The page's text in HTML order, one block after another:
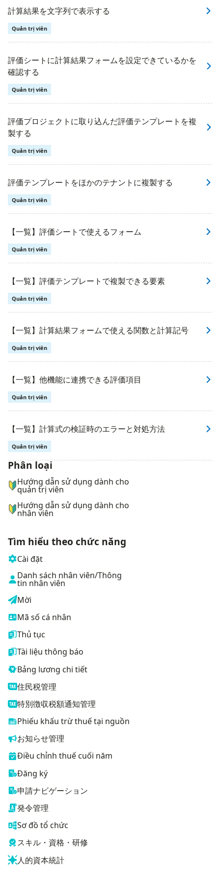
計算結果を文字列で表示する
Quản trị viên
評価シートに計算結果フォームを設定できているかを
確認する
Quản trị viên
評価プロジェクトに取り込んだ評価テンプレートを複
製する
Quản trị viên
評価テンプレートをほかのテナントに複製する
Quản trị viên
【一覧】評価シートで使えるフォーム
Quản trị viên
【一覧】評価テンプレートで複製できる要素
Quản trị viên
【一覧】計算結果フォームで使える関数と計算記号
Quản trị viên
【一覧】他機能に連携できる評価項目
Quản trị viên
【一覧】計算式の検証時のエラーと対処方法
Quản trị viên
ナビゲーションメニュー
Phân loại
Hướng dẫn sử dụng dành cho
quản trị viên
Hướng dẫn sử dụng dành cho
nhân viên
Tìm hiểu theo chức năng
Cài đặt
Danh sách nhân viên/Thông
tin nhân viên
Mời
Mã số cá nhân
Thủ tục
Tài liệu thông báo
Bảng lương chi tiết
住民税管理
特別徴収税額通知管理
Phiếu khấu trừ thuế tại nguồn
お知らせ管理
Điều chỉnh thuế cuối năm
Đăng ký
申請ナビゲーション
発令管理
Sơ đồ tổ chức
スキル・資格・研修
人的資本統計